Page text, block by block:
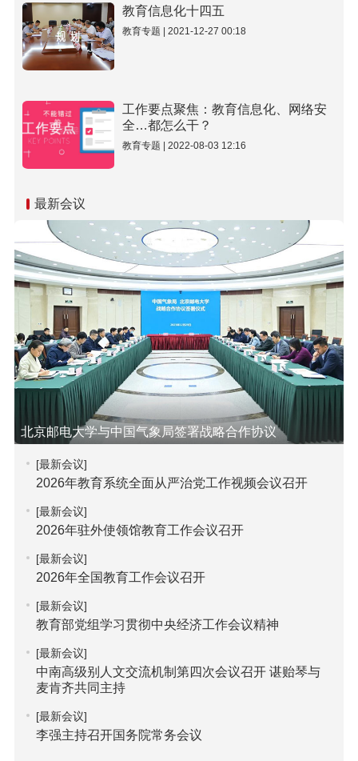
教育信息化十四五
教育专题 | 2021-12-27 00:18
工作要点聚焦：教育信息化、网络安
全…都怎么干？
教育专题 | 2022-08-03 12:16
最新会议
北京邮电大学与中国气象局签署战略合作协议
[最新会议]
2026年教育系统全面从严治党工作视频会议召开
[最新会议]
2026年驻外使领馆教育工作会议召开
[最新会议]
2026年全国教育工作会议召开
[最新会议]
教育部党组学习贯彻中央经济工作会议精神
[最新会议]
中南高级别人文交流机制第四次会议召开 谌贻琴与
麦肯齐共同主持
[最新会议]
李强主持召开国务院常务会议